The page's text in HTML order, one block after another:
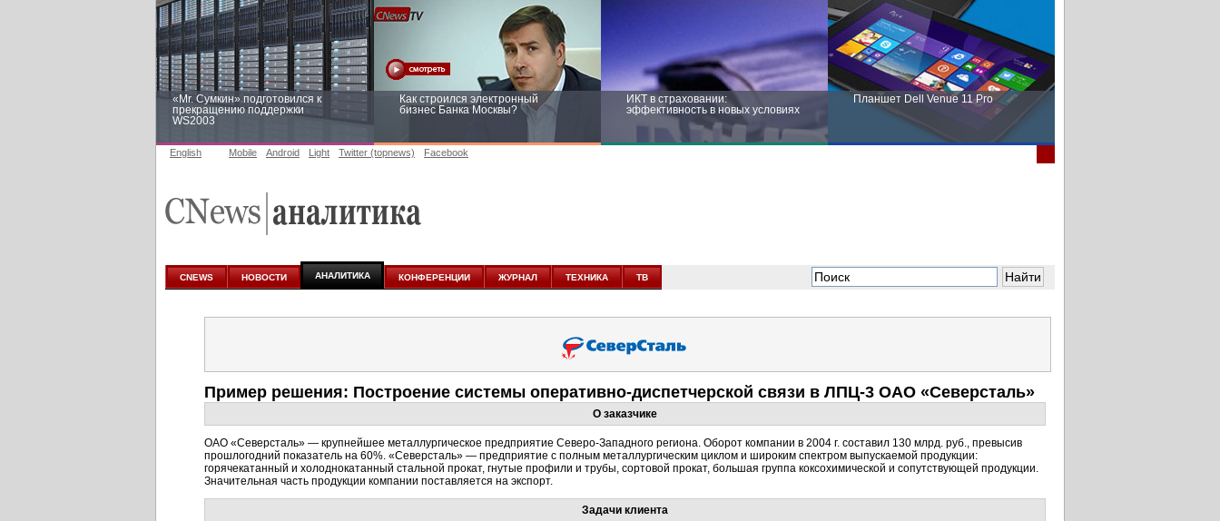
«Mr. Сумкин» подготовился к
прекращению поддержки
WS2003
Как строился электронный
бизнес Банка Москвы?
ИКТ в страховании:
эффективность в новых условиях
Планшет Dell Venue 11 Pro
аналитике
новых условиях
English Mobile Android Light Twitter (topnews) Facebook
CNEWS НОВОСТИ АНАЛИТИКА КОНФЕРЕНЦИИ ЖУРНАЛ ТЕХНИКА ТВ
Пример решения: Построение системы оперативно-диспетчерской связи в ЛПЦ-3 ОАО «Северсталь»
О заказчике
ОАО «Северсталь» — крупнейшее металлургическое предприятие Северо-Западного региона. Оборот компании в 2004 г. составил 130 млрд. руб., превысив
прошлогодний показатель на 60%. «Северсталь» — предприятие с полным металлургическим циклом и широким спектром выпускаемой продукции:
горячекатанный и холоднокатанный стальной прокат, гнутые профили и трубы, сортовой прокат, большая группа коксохимической и сопутствующей продукции.
Значительная часть продукции компании поставляется на экспорт.
Задачи клиента